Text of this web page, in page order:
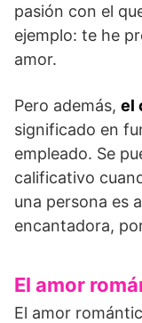
pasión con el
ejemplo: te he
amor.
Pero además, el
significado en
empleado. Se
calificativo
una persona es
encantadora,
El amor
El amor